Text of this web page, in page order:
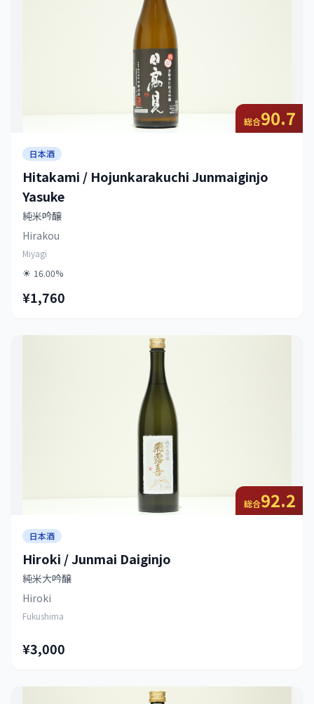
総合90.7
日本酒
Hitakami / Hojunkarakuchi Junmaiginjo
Yasuke
純米吟醸
Hirakou
Miyagi
16.00%
¥1,760
総合92.2
日本酒
Hiroki / Junmai Daiginjo
純米大吟醸
Hiroki
Fukushima
¥3,000